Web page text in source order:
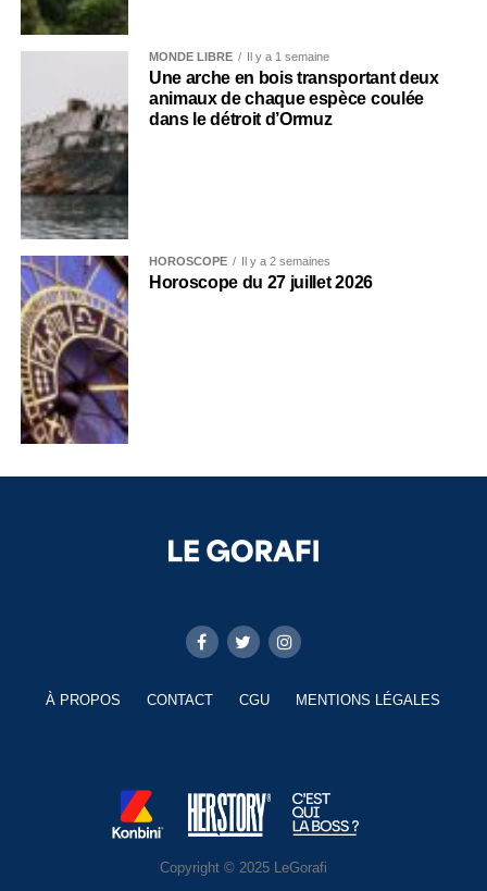
MONDE LIBRE Il y a 1 semaine
Une arche en bois transportant deux
animaux de chaque espèce coulée
dans le détroit d’Ormuz
HOROSCOPE Il y a 2 semaines
Horoscope du 27 juillet 2026
À PROPOS CONTACT CGU MENTIONS LÉGALES
Copyright © 2025 LeGorafi